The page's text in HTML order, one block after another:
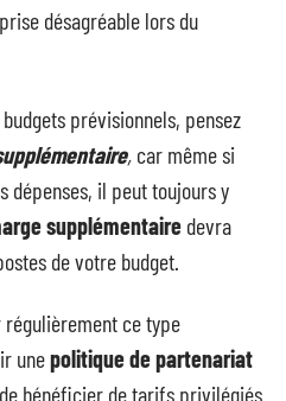
désagréable lors du
prévisionnels, pensez
, car même si
dépenses, il peut toujours y
supplémentaire devra
de votre budget.
régulièrement ce type
unepolitique de partenariat
bénéficier de tarifs privilégiés